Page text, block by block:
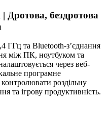
Дротова, бездротова
ГГц та Bluetooth-з’єднання
між ПК, ноутбуком та
через веб-
програмне
роздільну
та ігрову продуктивність.